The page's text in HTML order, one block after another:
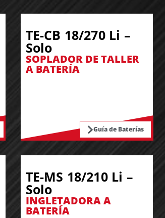
TE-CB 18/270 Li –
Solo
SOPLADOR DE TALLER
A BATERÍA
Guía de Baterías
TE-MS 18/210 Li –
Solo
INGLETADORA A
BATERÍA